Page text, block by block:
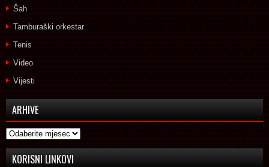
Šah
Tamburaški orkestar
Tenis
Video
Vijesti
ARHIVE
Arhive
KORISNI LINKOVI